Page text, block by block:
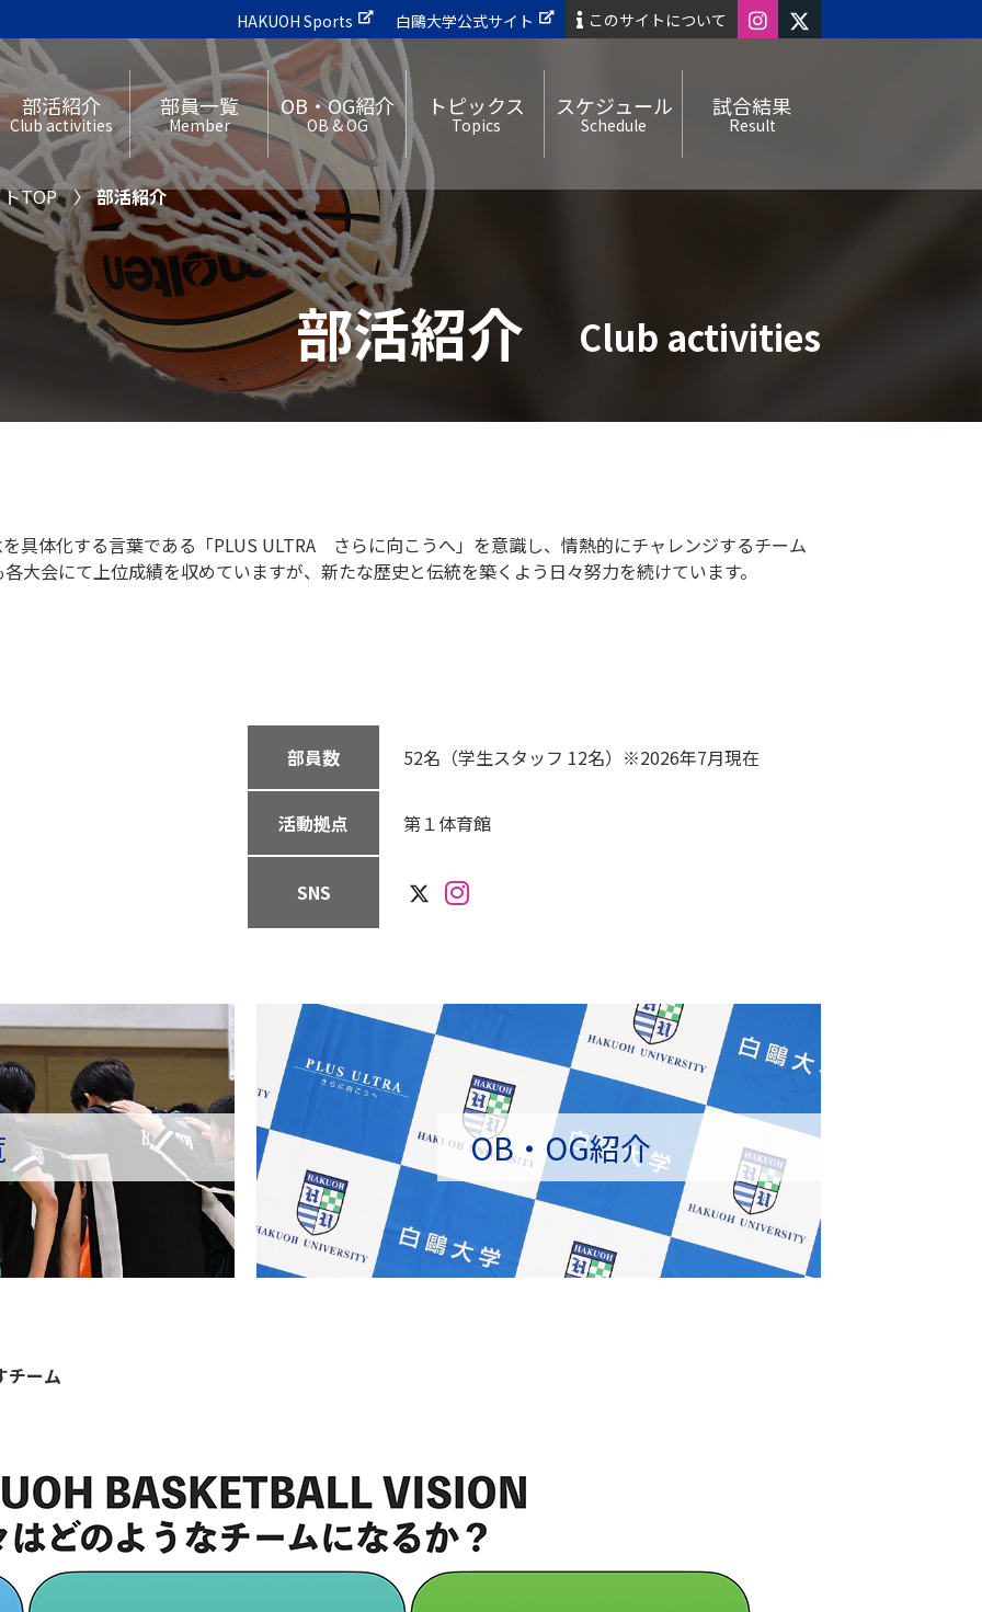
HAKUOH Sports 白鷗大学公式サイト このサイトについて
部活紹介
Club activities
部員一覧
Member
OB・OG紹介
OB & OG
トピックス
Topics
スケジュール
Schedule
試合結果
Result
TOP 部活紹介
Club activities
部活紹介
具体化する言葉である「PLUS ULTRA さらに向こうへ」を意識し、情熱的にチャレンジするチーム
大会にて上位成績を収めていますが、新たな歴史と伝統を築くよう日々努力を続けています。
部員数 52名（学生スタッフ 12名）※2026年7月現在
活動拠点 第１体育館
SNS
OB・OG紹介
チーム